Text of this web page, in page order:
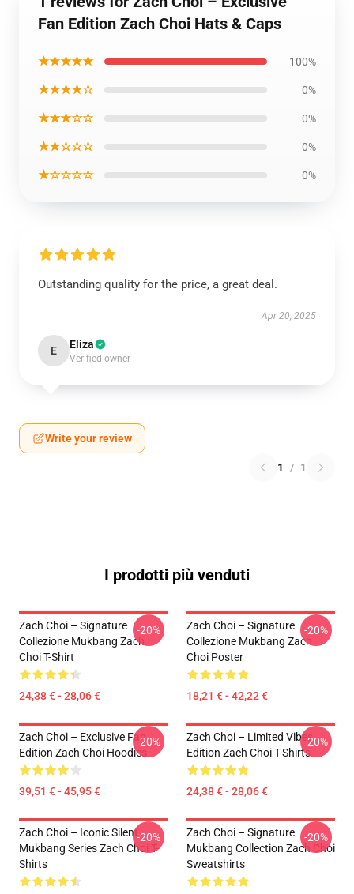
Fan Edition Zach Choi Hats & Caps
★★★★★ 100%
★★★★☆ 0%
★★★☆☆ 0%
★★☆☆☆ 0%
★☆☆☆☆ 0%
Outstanding quality for the price, a great deal.
Apr 20, 2025
E Eliza
Verified owner
Write your review
1 / 1
I prodotti più venduti
Zach Choi – Signature
Collezione Mukbang Zach
Choi T-Shirt
24,38 € - 28,06 €
-20%
Zach Choi – Signature
Collezione Mukbang Zach
Choi Poster
18,21 € - 42,22 €
-20%
Zach Choi – Exclusive Fan
Edition Zach Choi Hoodies
39,51 € - 45,95 €
-20%
Zach Choi – Limited Vibes
Edition Zach Choi T-Shirts
24,38 € - 28,06 €
-20%
Zach Choi – Iconic Silent
Mukbang Series Zach Choi T-
Shirts
-20%
Zach Choi – Signature
Mukbang Collection Zach Choi
Sweatshirts
-20%